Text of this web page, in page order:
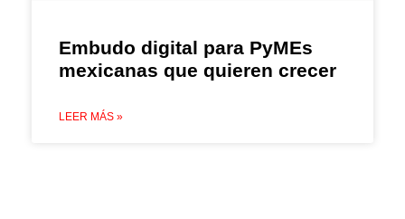
Embudo digital para PyMEs
mexicanas que quieren crecer
LEER MÁS »